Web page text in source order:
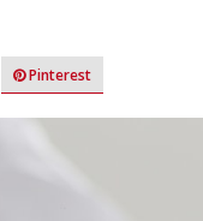
Pinterest